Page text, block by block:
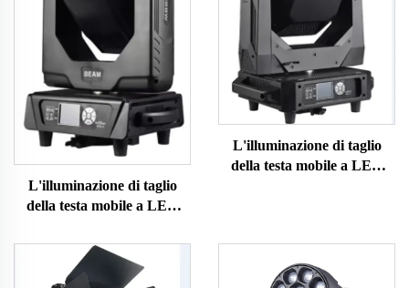
L'illuminazione di taglio
della testa mobile a LED
L'illuminazione di taglio
della testa mobile a LED